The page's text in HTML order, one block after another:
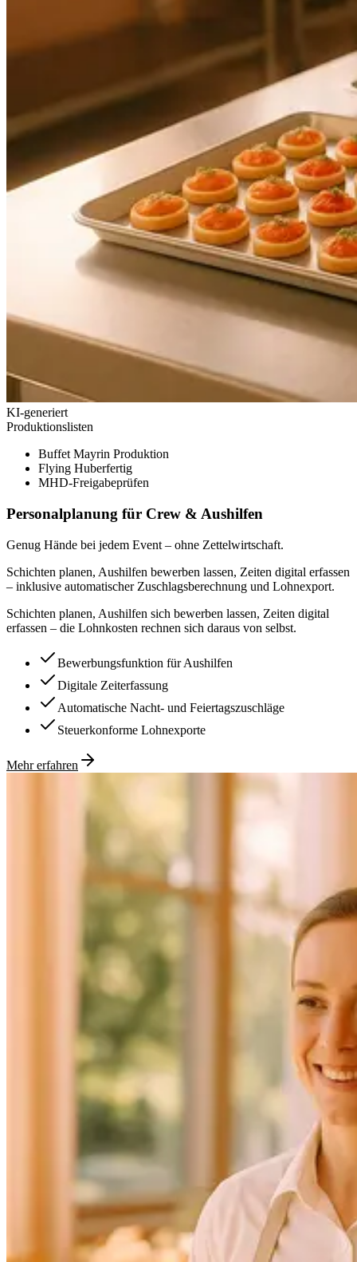
KI-generiert
Produktionslisten
Buffet Mayrin Produktion
Flying Huberfertig
MHD-Freigabeprüfen
Personalplanung für Crew & Aushilfen
Genug Hände bei jedem Event – ohne Zettelwirtschaft.
Schichten planen, Aushilfen bewerben lassen, Zeiten digital erfassen
– inklusive automatischer Zuschlagsberechnung und Lohnexport.
Schichten planen, Aushilfen sich bewerben lassen, Zeiten digital
erfassen – die Lohnkosten rechnen sich daraus von selbst.
Bewerbungsfunktion für Aushilfen
Digitale Zeiterfassung
Automatische Nacht- und Feiertagszuschläge
Steuerkonforme Lohnexporte
Mehr erfahren